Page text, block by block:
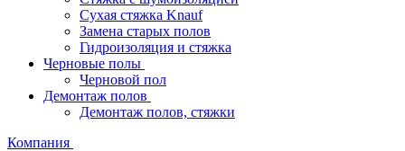
Сухая стяжка Knauf
Замена старых полов
Гидроизоляция и стяжка
Черновые полы
Черновой пол
Демонтаж полов
Демонтаж полов, стяжки
Компания